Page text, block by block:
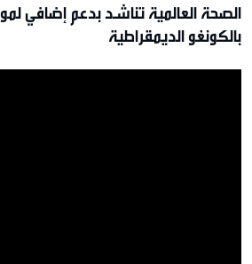
الصحة العالمية تناشد بدعم إضافي
بالكونغو الديمقراطية